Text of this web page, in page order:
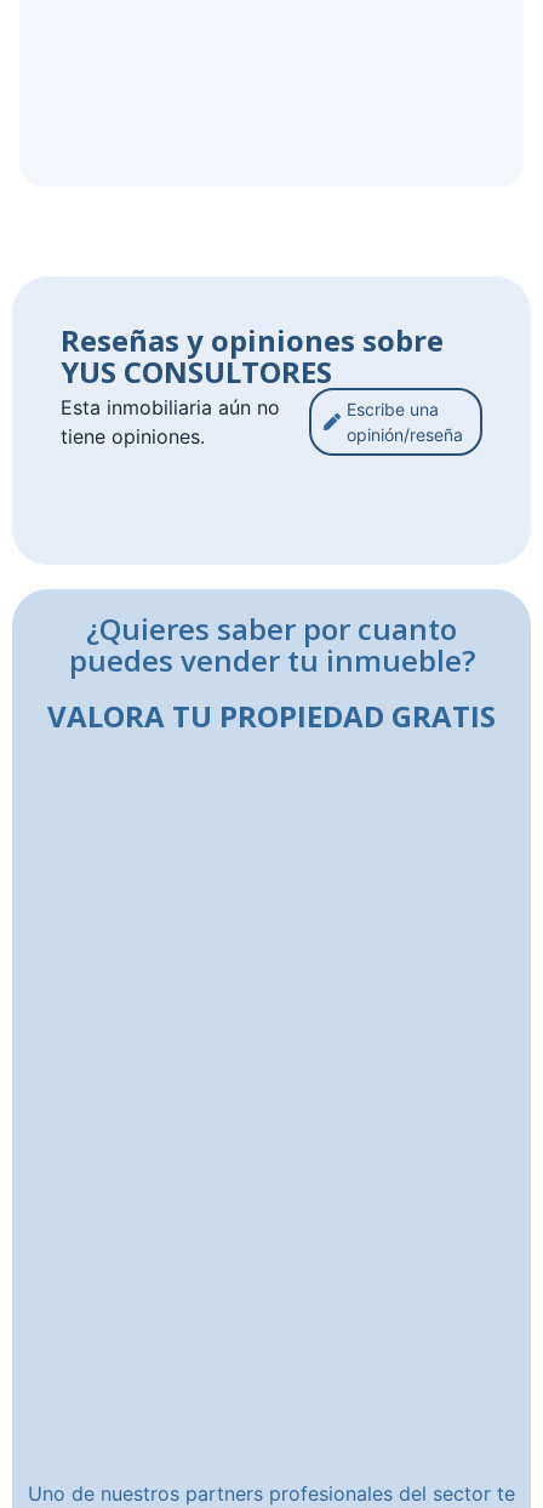
Reseñas y opiniones sobre
YUS CONSULTORES
Esta inmobiliaria aún no
tiene opiniones.
Escribe una
opinión/reseña
¿Quieres saber por cuanto
puedes vender tu inmueble?
VALORA TU PROPIEDAD GRATIS
Uno de nuestros partners profesionales del sector te